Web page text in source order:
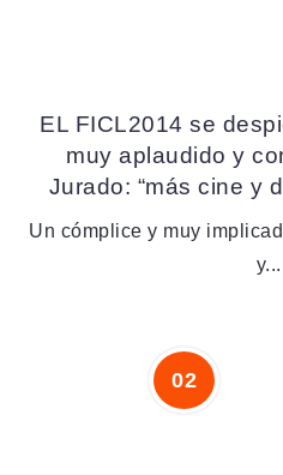
EL FICL2014 se
muy aplaudido y
Jurado: “más cine y
Un cómplice y muy
y...